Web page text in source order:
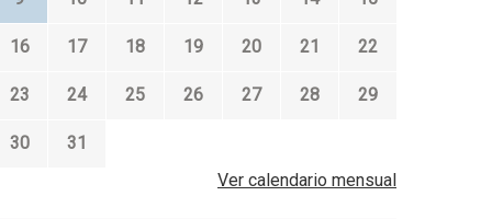
16 17 18 19 20 21 22
23 24 25 26 27 28 29
30
31
Ver calendario mensual